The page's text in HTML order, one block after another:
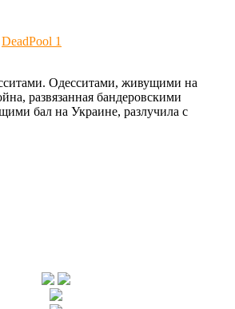
DeadPool 1
Одесситами, живущими на
развязанная бандеровскими
бал на Украине, разлучила с